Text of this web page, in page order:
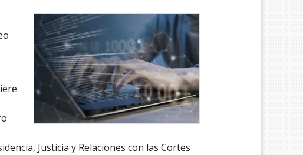
Justicia y Relaciones con las Cortes